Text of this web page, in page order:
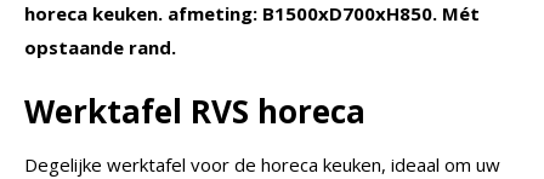
horeca keuken. afmeting: B1500xD700xH850. Mét
opstaande rand.
Werktafel RVS horeca
Degelijke werktafel voor de horeca keuken, ideaal om uw